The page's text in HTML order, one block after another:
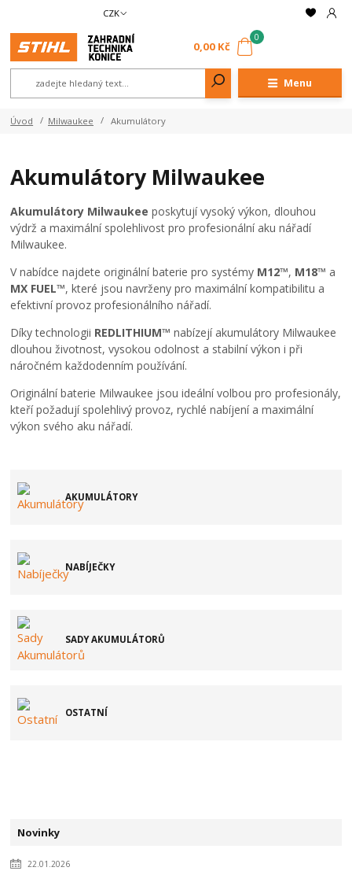
Menu
CZK
0
0,00 Kč
Úvod Milwaukee Akumulátory
Akumulátory Milwaukee
Akumulátory Milwaukee poskytují vysoký výkon, dlouhou
výdrž a maximální spolehlivost pro profesionální aku nářadí
Milwaukee.
V nabídce najdete originální baterie pro systémy M12™, M18™ a
MX FUEL™, které jsou navrženy pro maximální kompatibilitu a
efektivní provoz profesionálního nářadí.
Díky technologii REDLITHIUM™ nabízejí akumulátory Milwaukee
dlouhou životnost, vysokou odolnost a stabilní výkon i při
náročném každodenním používání.
Originální baterie Milwaukee jsou ideální volbou pro profesionály,
kteří požadují spolehlivý provoz, rychlé nabíjení a maximální
výkon svého aku nářadí.
AKUMULÁTORY
NABÍJEČKY
SADY AKUMULÁTORŮ
OSTATNÍ
Novinky
22.01.2026